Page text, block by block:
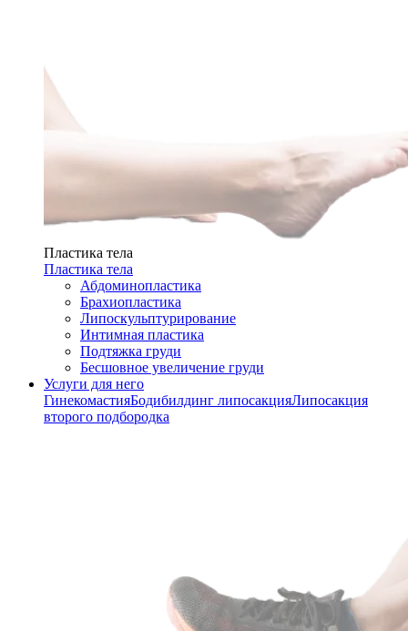
Пластика тела
Пластика тела
Абдоминопластика
Брахиопластика
Липоскульптурирование
Интимная пластика
Подтяжка груди
Бесшовное увеличение груди
Услуги для него
ГинекомастияБодибилдинг липосакцияЛипосакция
второго подбородка